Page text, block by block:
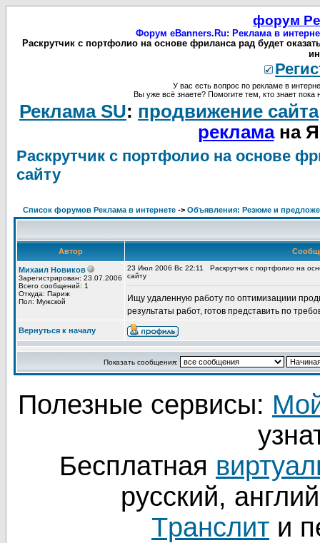
форум
Форум eBanners.Ru: Реклама в
Раскрутчик с портфолио на основе фриланса рад будет
У вас есть вопрос по рекламе в
Вы уже всё знаете? Помогите тем, кто знает пока
Реклама SU: продвижение сайта
рекламана
Раскрутчик с портфолио на основе
сайту
Список форумов Реклама в интернете -> Объявления: Резюме и
Автор
Михаил Новиков
Зарегистрирован: 23.07.2006
Всего сообщений: 1
Откуда: Париж
Пол: Мужской
23 Июл 2006 Вс 22:11
Раскрутчик с портфолио на
сайту
Ищу удаленную работу по оптимизациии
результаты работ, готов представить по
Вернуться к началу
Показать сообщения:
Полезные сервисы:
Бесплатная
русский,
Tранслит и